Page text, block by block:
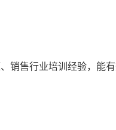
销售行业培训经验，能